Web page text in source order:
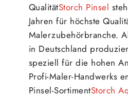
QualitätStorch Pinsel
Jahren für höchste
Malerzubehörbranche.
in Deutschland
speziell für die hohen
Profi-Maler-Handwerks
Pinsel-SortimentStorch